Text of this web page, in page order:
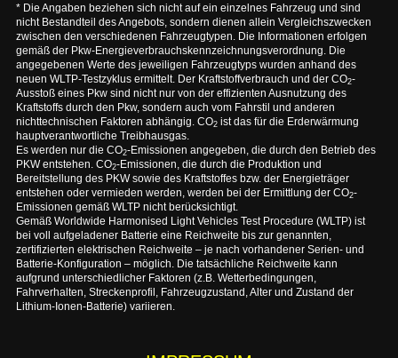
* Die Angaben beziehen sich nicht auf ein einzelnes Fahrzeug und sind
nicht Bestandteil des Angebots, sondern dienen allein Vergleichszwecken
zwischen den verschiedenen Fahrzeugtypen. Die Informationen erfolgen
gemäß der Pkw-Energieverbrauchskennzeichnungsverordnung. Die
angegebenen Werte des jeweiligen Fahrzeugtyps wurden anhand des
neuen WLTP-Testzyklus ermittelt. Der Kraftstoffverbrauch und der CO2-
Ausstoß eines Pkw sind nicht nur von der effizienten Ausnutzung des
Kraftstoffs durch den Pkw, sondern auch vom Fahrstil und anderen
nichttechnischen Faktoren abhängig. CO2ist das für die Erderwärmung
hauptverantwortliche Treibhausgas.
Es werden nur die CO2-Emissionen angegeben, die durch den Betrieb des
PKW entstehen. CO2-Emissionen, die durch die Produktion und
Bereitstellung des PKW sowie des Kraftstoffes bzw. der Energieträger
entstehen oder vermieden werden, werden bei der Ermittlung der CO2-
Emissionen gemäß WLTP nicht berücksichtigt.
Gemäß Worldwide Harmonised Light Vehicles Test Procedure (WLTP) ist
bei voll aufgeladener Batterie eine Reichweite bis zur genannten,
zertifizierten elektrischen Reichweite – je nach vorhandener Serien- und
Batterie-Konfiguration – möglich. Die tatsächliche Reichweite kann
aufgrund unterschiedlicher Faktoren (z.B. Wetterbedingungen,
Fahrverhalten, Streckenprofil, Fahrzeugzustand, Alter und Zustand der
Lithium-Ionen-Batterie) variieren.